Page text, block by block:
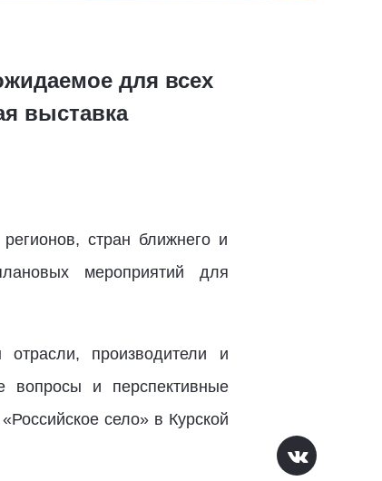
для всех
выставка
стран ближнего и
мероприятий для
производители и
вопросы и перспективные
село» в Курской